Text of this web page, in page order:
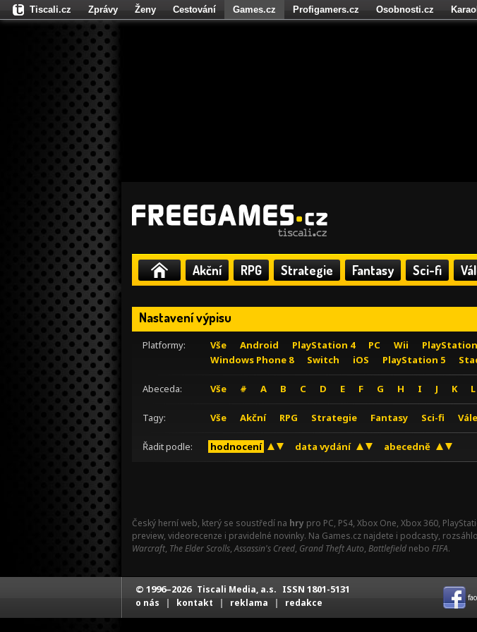
Akční RPG Strategie Fantasy Sci-fi
Nastavení výpisu
Platformy: Vše Android PlayStation 4 PC Wii
Windows Phone 8
Switch iOS PlayStation 5
Abeceda: Vše # A B C D E F G H I J K L
Tagy: Vše Akční RPG Strategie Fantasy Sci-fi
Řadit podle: hodnocení data vydání abecedně
Český herní web, který se soustředí na hry pro PC, PS4, Xbox One, Xbox 360,
preview, videorecenze i pravidelné novinky. Na Games.cz najdete i podcasty,
Warcraft, The Elder Scrolls,Assassin's Creed, Grand Theft Auto, Battlefield nebo FIFA.
Tiscali.cz Zprávy Ženy Cestování Games.cz Profigamers.cz Osobnosti.cz
Fights.cz
© 1996–2026 Tiscali Media, a.s. ISSN 1801-5131
o nás | kontakt | reklama | redakce